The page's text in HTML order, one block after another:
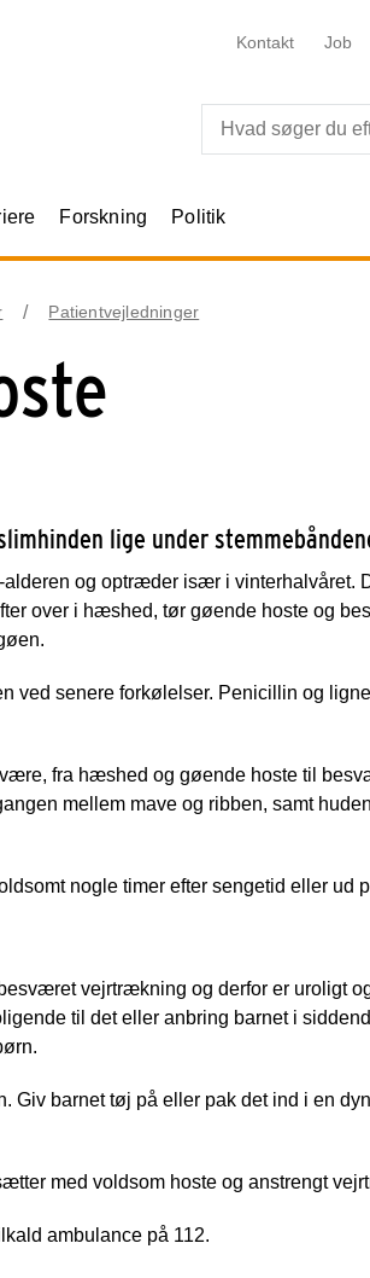
Kontakt Job
Forskning Politik
Patientvejledninger
lige under
og optræder især i vinterhalvåret.
over i hæshed, tør gøende hoste og
ved senere forkølelser. Penicillin og
fra hæshed og gøende hoste til
mellem mave og ribben, samt
nogle timer efter sengetid eller ud
vejrtrækning og derfor er uroligt
til det eller anbring barnet i
barnet tøj på eller pak det ind i en
med voldsom hoste og anstrengt
ambulance på 112.